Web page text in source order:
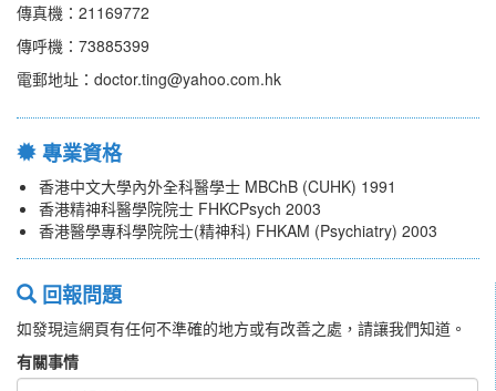
傳真機：21169772
傳呼機：73885399
電郵地址：doctor.ting@yahoo.com.hk
專業資格
香港中文大學內外全科醫學士 MBChB (CUHK) 1991
香港精神科醫學院院士 FHKCPsych 2003
香港醫學專科學院院士(精神科) FHKAM (Psychiatry) 2003
回報問題
如發現這網頁有任何不準確的地方或有改善之處，請讓我們知道。
有關事情